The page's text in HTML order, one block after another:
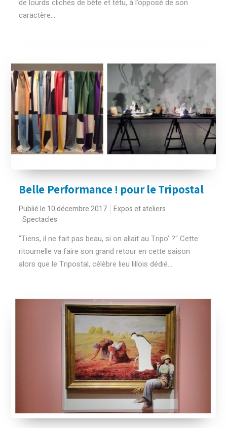
de lourds clichés de bête et tétu, à l’opposé de son
caractère...
Belle Performance ! pour le Tripostal
Publié le 10 décembre 2017
Expos et ateliers
Spectacles
"Tiens, il ne fait pas beau, si on allait au Tripo' ?" Cette
ritournelle va faire son grand retour en cette saison
alors que le Tripostal, célèbre lieu lillois dédié...